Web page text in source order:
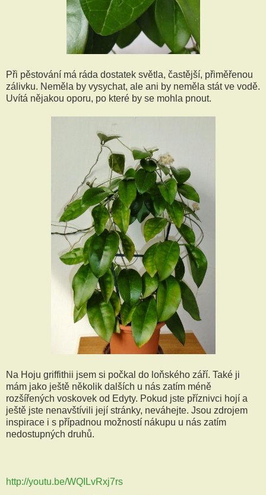
Při pěstování má ráda dostatek světla, častější, přiměřenou
zálivku. Neměla by vysychat, ale ani by neměla stát ve vodě.
Uvítá nějakou oporu, po které by se mohla pnout.
Na Hoju griffithii jsem si počkal do loňského září. Také ji
mám jako ještě několik dalších u nás zatím méně
rozšířených voskovek od Edyty. Pokud jste příznivci hojí a
ještě jste nenavštívili její stránky, neváhejte. Jsou zdrojem
inspirace i s případnou možností nákupu u nás zatím
nedostupných druhů.
http://youtu.be/WQILvRxj7rs